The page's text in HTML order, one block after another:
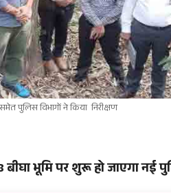
पुलिस विभागों ने किया निरीक्षण
भूमि पर शुरू हो जाएगा नई